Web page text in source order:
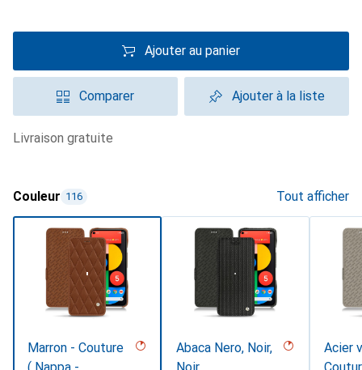
Ajouter au panier
Comparer Ajouter à la liste
livraison gratuite
Couleur 116 Tout afficher
Marron - Couture
Abaca Nero, Noir,
Acier